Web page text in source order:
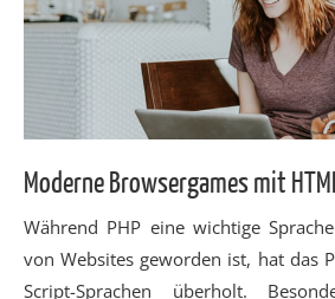
Moderne Browsergames mit
Während PHP eine wichtige
von Websites geworden ist, hat das
Script-Sprachen überholt.